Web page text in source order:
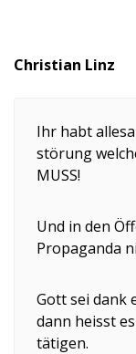
Christian Linz
Ihr habt
störung
MUSS!
Und in den
Propaganda
Gott sei dank
dann heisst
tätigen.